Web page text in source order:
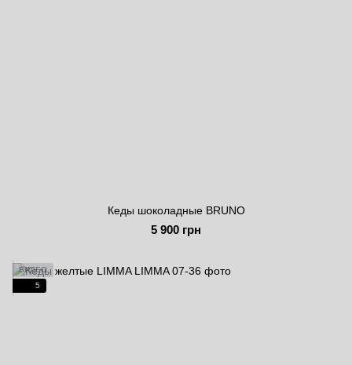
Кеды шоколадные BRUNO
5 900 грн
ВИДЕО
5